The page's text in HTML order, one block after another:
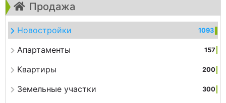
Продажа
Новостройки 1093
Апартаменты 157
Квартиры 200
Земельные участки 300